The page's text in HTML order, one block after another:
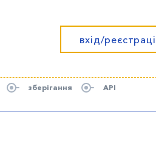
вхід/
зберігання API